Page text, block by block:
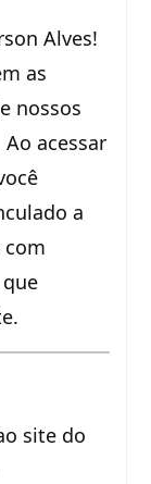
Alves!
as
nossos
acessar
a
com
site do